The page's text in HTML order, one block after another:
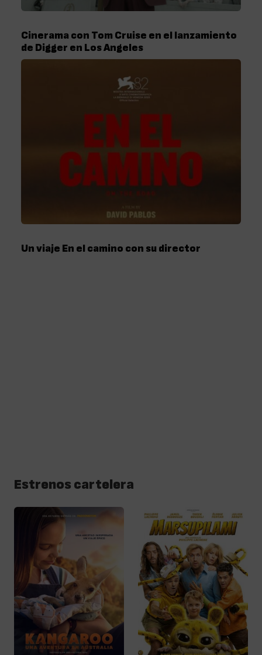
Cinerama con Tom Cruise en el lanzamiento
de Digger en Los Angeles
Un viaje En el camino con su director
Estrenos cartelera